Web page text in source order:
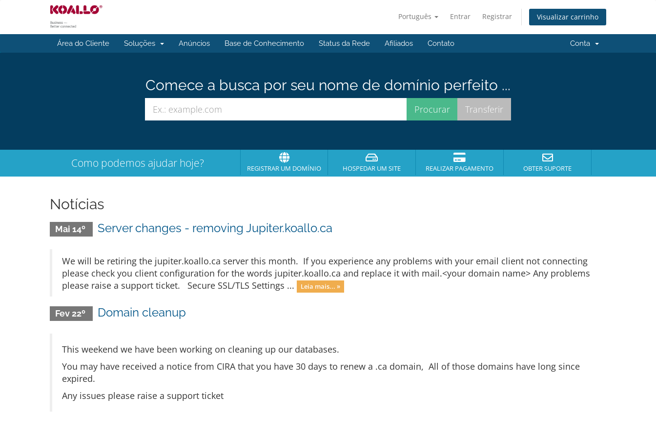
Português Entrar Registrar Visualizar carrinho
Área do Cliente Soluções Anúncios Base de Conhecimento Status da Rede Afiliados Contato Conta
Comece a busca por seu nome de domínio perfeito ...
Como podemos ajudar hoje? REGISTRAR UM DOMÍNIO HOSPEDAR UM SITE REALIZAR PAGAMENTO OBTER SUPORTE
Notícias
Mai 14º Server changes - removing Jupiter.koallo.ca
We will be retiring the jupiter.koallo.ca server this month. If you experience any problems with your email client not connecting
please check you client configuration for the words jupiter.koallo.ca and replace it with mail.<your domain name> Any problems
please raise a support ticket. Secure SSL/TLS Settings ...
Leia mais... »
Fev 22º Domain cleanup
This weekend we have been working on cleaning up our databases.
You may have received a notice from CIRA that you have 30 days to renew a .ca domain, All of those domains have long since
expired.
Any issues please raise a support ticket